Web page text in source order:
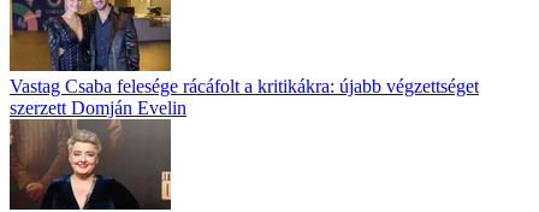
Vastag Csaba felesége rácáfolt a kritikákra: újabb végzettséget
szerzett Domján Evelin